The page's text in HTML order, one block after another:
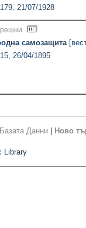
21/07/1928
самозащита
26/04/1895
Данни Ново
Library